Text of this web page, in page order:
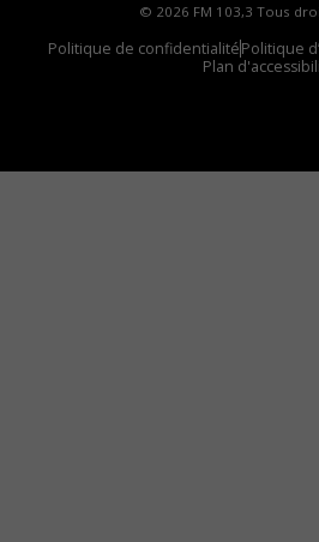
© 2026 FM 103,3 Tous
Politique de confidentialitéPolitique
Plan